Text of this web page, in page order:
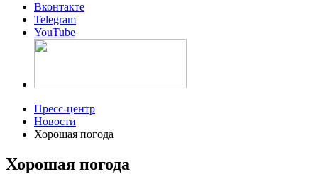
Вконтакте
Telegram
YouTube
Пресс-центр
Новости
Хорошая погода
Хорошая погода